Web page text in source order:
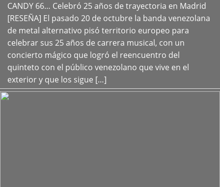
CANDY 66… Celebró 25 años de trayectoria en Madrid
[RESEÑA] El pasado 20 de octubre la banda venezolana
de metal alternativo pisó territorio europeo para
celebrar sus 25 años de carrera musical, con un
concierto mágico que logró el reencuentro del
quinteto con el público venezolano que vive en el
exterior y que los sigue […]
+